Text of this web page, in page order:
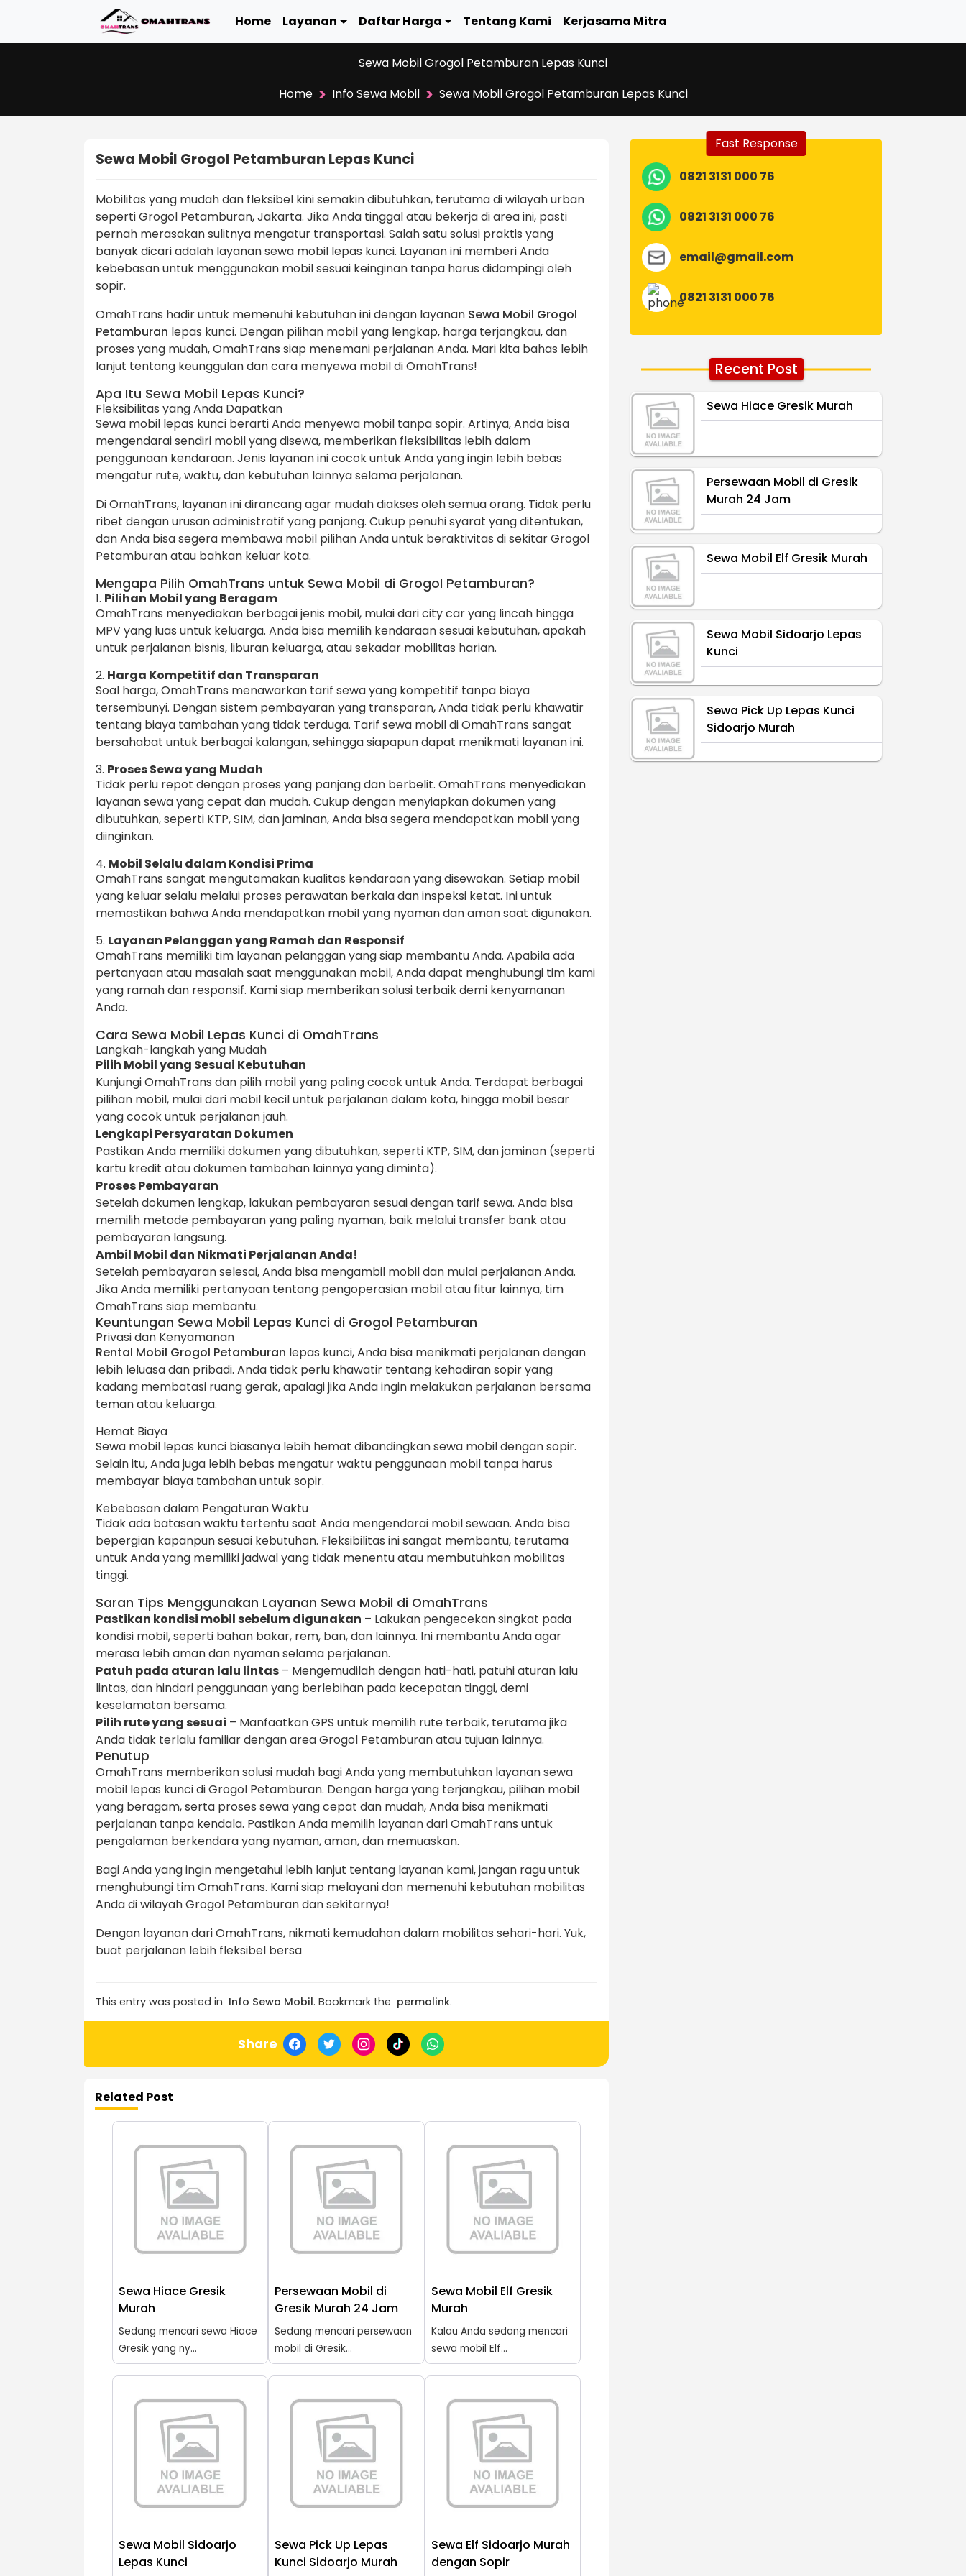
Home Layanan Daftar Harga Tentang Kami Kerjasama Mitra
Sewa Mobil Grogol Petamburan Lepas Kunci
Home > Info Sewa Mobil > Sewa Mobil Grogol Petamburan Lepas Kunci
Sewa Mobil Grogol Petamburan Lepas Kunci
Mobilitas yang mudah dan fleksibel kini semakin dibutuhkan, terutama di wilayah urban
seperti Grogol Petamburan, Jakarta. Jika Anda tinggal atau bekerja di area ini, pasti
pernah merasakan sulitnya mengatur transportasi. Salah satu solusi praktis yang
banyak dicari adalah layanan sewa mobil lepas kunci. Layanan ini memberi Anda
kebebasan untuk menggunakan mobil sesuai keinginan tanpa harus didampingi oleh
sopir.
OmahTrans hadir untuk memenuhi kebutuhan ini dengan layanan Sewa Mobil Grogol
Petamburan lepas kunci. Dengan pilihan mobil yang lengkap, harga terjangkau, dan
proses yang mudah, OmahTrans siap menemani perjalanan Anda. Mari kita bahas lebih
lanjut tentang keunggulan dan cara menyewa mobil di OmahTrans!
Apa Itu Sewa Mobil Lepas Kunci?
Fleksibilitas yang Anda Dapatkan
Sewa mobil lepas kunci berarti Anda menyewa mobil tanpa sopir. Artinya, Anda bisa
mengendarai sendiri mobil yang disewa, memberikan fleksibilitas lebih dalam
penggunaan kendaraan. Jenis layanan ini cocok untuk Anda yang ingin lebih bebas
mengatur rute, waktu, dan kebutuhan lainnya selama perjalanan.
Di OmahTrans, layanan ini dirancang agar mudah diakses oleh semua orang. Tidak perlu
ribet dengan urusan administratif yang panjang. Cukup penuhi syarat yang ditentukan,
dan Anda bisa segera membawa mobil pilihan Anda untuk beraktivitas di sekitar Grogol
Petamburan atau bahkan keluar kota.
Mengapa Pilih OmahTrans untuk Sewa Mobil di Grogol Petamburan?
1. Pilihan Mobil yang Beragam
OmahTrans menyediakan berbagai jenis mobil, mulai dari city car yang lincah hingga
MPV yang luas untuk keluarga. Anda bisa memilih kendaraan sesuai kebutuhan, apakah
untuk perjalanan bisnis, liburan keluarga, atau sekadar mobilitas harian.
2. Harga Kompetitif dan Transparan
Soal harga, OmahTrans menawarkan tarif sewa yang kompetitif tanpa biaya
tersembunyi. Dengan sistem pembayaran yang transparan, Anda tidak perlu khawatir
tentang biaya tambahan yang tidak terduga. Tarif sewa mobil di OmahTrans sangat
bersahabat untuk berbagai kalangan, sehingga siapapun dapat menikmati layanan ini.
3. Proses Sewa yang Mudah
Tidak perlu repot dengan proses yang panjang dan berbelit. OmahTrans menyediakan
layanan sewa yang cepat dan mudah. Cukup dengan menyiapkan dokumen yang
dibutuhkan, seperti KTP, SIM, dan jaminan, Anda bisa segera mendapatkan mobil yang
diinginkan.
4. Mobil Selalu dalam Kondisi Prima
OmahTrans sangat mengutamakan kualitas kendaraan yang disewakan. Setiap mobil
yang keluar selalu melalui proses perawatan berkala dan inspeksi ketat. Ini untuk
memastikan bahwa Anda mendapatkan mobil yang nyaman dan aman saat digunakan.
5. Layanan Pelanggan yang Ramah dan Responsif
OmahTrans memiliki tim layanan pelanggan yang siap membantu Anda. Apabila ada
pertanyaan atau masalah saat menggunakan mobil, Anda dapat menghubungi tim kami
yang ramah dan responsif. Kami siap memberikan solusi terbaik demi kenyamanan
Anda.
Cara Sewa Mobil Lepas Kunci di OmahTrans
Langkah-langkah yang Mudah
Pilih Mobil yang Sesuai Kebutuhan
Kunjungi OmahTrans dan pilih mobil yang paling cocok untuk Anda. Terdapat berbagai
pilihan mobil, mulai dari mobil kecil untuk perjalanan dalam kota, hingga mobil besar
yang cocok untuk perjalanan jauh.
Lengkapi Persyaratan Dokumen
Pastikan Anda memiliki dokumen yang dibutuhkan, seperti KTP, SIM, dan jaminan (seperti
kartu kredit atau dokumen tambahan lainnya yang diminta).
Proses Pembayaran
Setelah dokumen lengkap, lakukan pembayaran sesuai dengan tarif sewa. Anda bisa
memilih metode pembayaran yang paling nyaman, baik melalui transfer bank atau
pembayaran langsung.
Ambil Mobil dan Nikmati Perjalanan Anda!
Setelah pembayaran selesai, Anda bisa mengambil mobil dan mulai perjalanan Anda.
Jika Anda memiliki pertanyaan tentang pengoperasian mobil atau fitur lainnya, tim
OmahTrans siap membantu.
Keuntungan Sewa Mobil Lepas Kunci di Grogol Petamburan
Privasi dan Kenyamanan
Rental Mobil Grogol Petamburan lepas kunci, Anda bisa menikmati perjalanan dengan
lebih leluasa dan pribadi. Anda tidak perlu khawatir tentang kehadiran sopir yang
kadang membatasi ruang gerak, apalagi jika Anda ingin melakukan perjalanan bersama
teman atau keluarga.
Hemat Biaya
Sewa mobil lepas kunci biasanya lebih hemat dibandingkan sewa mobil dengan sopir.
Selain itu, Anda juga lebih bebas mengatur waktu penggunaan mobil tanpa harus
membayar biaya tambahan untuk sopir.
Kebebasan dalam Pengaturan Waktu
Tidak ada batasan waktu tertentu saat Anda mengendarai mobil sewaan. Anda bisa
bepergian kapanpun sesuai kebutuhan. Fleksibilitas ini sangat membantu, terutama
untuk Anda yang memiliki jadwal yang tidak menentu atau membutuhkan mobilitas
tinggi.
Saran Tips Menggunakan Layanan Sewa Mobil di OmahTrans
Pastikan kondisi mobil sebelum digunakan – Lakukan pengecekan singkat pada
kondisi mobil, seperti bahan bakar, rem, ban, dan lainnya. Ini membantu Anda agar
merasa lebih aman dan nyaman selama perjalanan.
Patuh pada aturan lalu lintas – Mengemudilah dengan hati-hati, patuhi aturan lalu
lintas, dan hindari penggunaan yang berlebihan pada kecepatan tinggi, demi
keselamatan bersama.
Pilih rute yang sesuai – Manfaatkan GPS untuk memilih rute terbaik, terutama jika
Anda tidak terlalu familiar dengan area Grogol Petamburan atau tujuan lainnya.
Penutup
OmahTrans memberikan solusi mudah bagi Anda yang membutuhkan layanan sewa
mobil lepas kunci di Grogol Petamburan. Dengan harga yang terjangkau, pilihan mobil
yang beragam, serta proses sewa yang cepat dan mudah, Anda bisa menikmati
perjalanan tanpa kendala. Pastikan Anda memilih layanan dari OmahTrans untuk
pengalaman berkendara yang nyaman, aman, dan memuaskan.
Bagi Anda yang ingin mengetahui lebih lanjut tentang layanan kami, jangan ragu untuk
menghubungi tim OmahTrans. Kami siap melayani dan memenuhi kebutuhan mobilitas
Anda di wilayah Grogol Petamburan dan sekitarnya!
Dengan layanan dari OmahTrans, nikmati kemudahan dalam mobilitas sehari-hari. Yuk,
buat perjalanan lebih fleksibel bersa
This entry was posted in Info Sewa Mobil. Bookmark the permalink.
Share
Related Post
Sewa Hiace Gresik
Murah
Sedang mencari sewa Hiace
Gresik yang ny...
Persewaan Mobil di
Gresik Murah 24 Jam
Sedang mencari persewaan
mobil di Gresik...
Sewa Mobil Elf Gresik
Murah
Kalau Anda sedang mencari
sewa mobil Elf...
Sewa Mobil Sidoarjo
Lepas Kunci
Sewa Pick Up Lepas
Kunci Sidoarjo Murah
Sewa Elf Sidoarjo Murah
dengan Sopir
Fast Response
0821 3131 000 76
0821 3131 000 76
email@gmail.com
0821 3131 000 76
Recent Post
Sewa Hiace Gresik Murah
Persewaan Mobil di Gresik
Murah 24 Jam
Sewa Mobil Elf Gresik Murah
Sewa Mobil Sidoarjo Lepas
Kunci
Sewa Pick Up Lepas Kunci
Sidoarjo Murah